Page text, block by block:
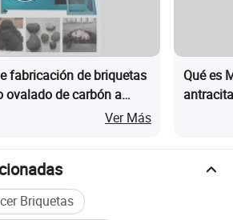
fabricación de briquetas
ovalado de carbón a
Ver Más
Qué es
antracita
Briquetas